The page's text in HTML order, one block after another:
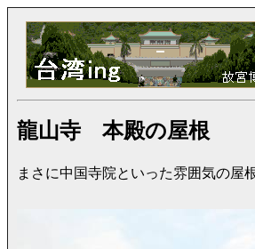
龍山寺 本殿の屋根
まさに中国寺院といった雰囲気の屋